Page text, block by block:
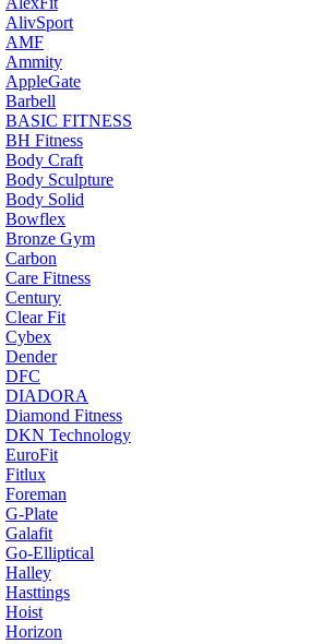
AlivSport
AMF
Ammity
AppleGate
Barbell
BASIC FITNESS
BH Fitness
Body Craft
Body Sculpture
Body Solid
Bowflex
Bronze Gym
Carbon
Care Fitness
Century
Clear Fit
Cybex
Dender
DFC
DIADORA
Diamond Fitness
DKN Technology
EuroFit
Fitlux
Foreman
G-Plate
Galafit
Go-Elliptical
Halley
Hasttings
Hoist
Horizon